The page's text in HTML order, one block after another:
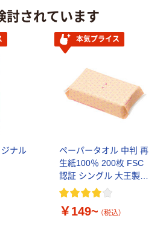
討されています
ナル
本気プライス
ペーパータオル 中判 再
生紙100％ 200枚 FSC
認証 シングル 大王製紙
共同企画 オリジナル
￥149~ （税込）